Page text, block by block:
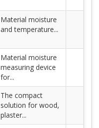
Material moisture
and temperature...
Material moisture
measuring device
for...
The compact
solution for wood,
plaster...